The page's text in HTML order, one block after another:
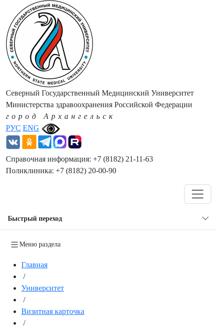
РУС ENG
Северный Государственный Медицинский Университет
Министерства здравоохранения Российской Федерации
город Архангельск
Справочная информация: +7 (8182) 21-11-63
Поликлиника: +7 (8182) 20-00-90
Быстрый переход
Меню раздела
Главная
/
Университет
/
Визитная карточка
/